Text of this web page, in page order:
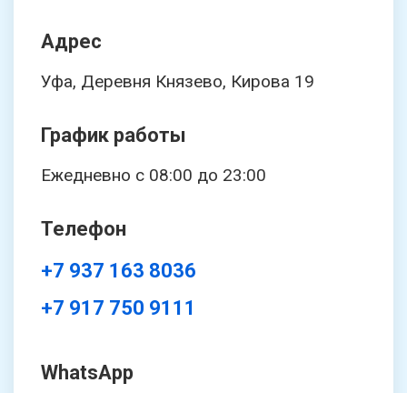
Адрес
Уфа, Деревня Князево, Кирова 19
График работы
Ежедневно с 08:00 до 23:00
Телефон
+7 937 163 8036
+7 917 750 9111
WhatsApp